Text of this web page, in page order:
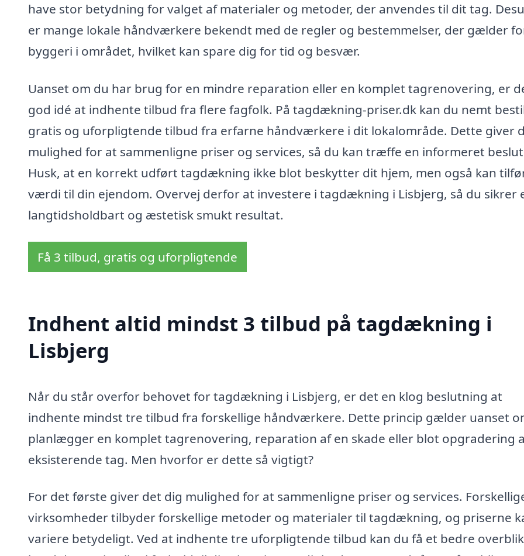
have stor betydning for valget af materialer og metoder, der anvendes til dit tag.
er mange lokale håndværkere bekendt med de regler og bestemmelser, der gælder
byggeri i området, hvilket kan spare dig for tid og besvær.
Uanset om du har brug for en mindre reparation eller en komplet tagrenovering, er
god idé at indhente tilbud fra flere fagfolk. På tagdækning-priser.dk kan du nemt
gratis og uforpligtende tilbud fra erfarne håndværkere i dit lokalområde. Dette giver
mulighed for at sammenligne priser og services, så du kan træffe en informeret
Husk, at en korrekt udført tagdækning ikke blot beskytter dit hjem, men også kan
værdi til din ejendom. Overvej derfor at investere i tagdækning i Lisbjerg, så du sikrer
langtidsholdbart og æstetisk smukt resultat.
Få 3 tilbud, gratis og uforpligtende
Indhent altid mindst 3 tilbud på tagdækning i
Lisbjerg
Når du står overfor behovet for tagdækning i Lisbjerg, er det en klog beslutning at
indhente mindst tre tilbud fra forskellige håndværkere. Dette princip gælder uanset
planlægger en komplet tagrenovering, reparation af en skade eller blot opgradering
eksisterende tag. Men hvorfor er dette så vigtigt?
For det første giver det dig mulighed for at sammenligne priser og services.
virksomheder tilbyder forskellige metoder og materialer til tagdækning, og priserne
variere betydeligt. Ved at indhente tre uforpligtende tilbud kan du få et bedre